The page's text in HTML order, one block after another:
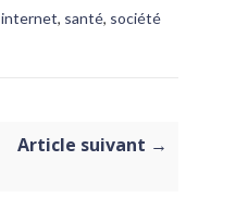
internet, santé, société
Article suivant →